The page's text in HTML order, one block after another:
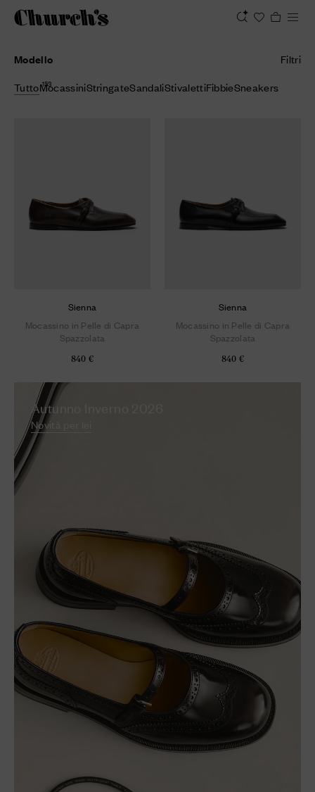
Modello
Filtri
Tutto 153
MocassiniStringateSandaliStivalettiFibbieSneakers
Sienna
Mocassino in Pelle di Capra
Spazzolata
840 €
Sienna
Mocassino in Pelle di Capra
Spazzolata
840 €
Autunno Inverno 2026
Novità per lei